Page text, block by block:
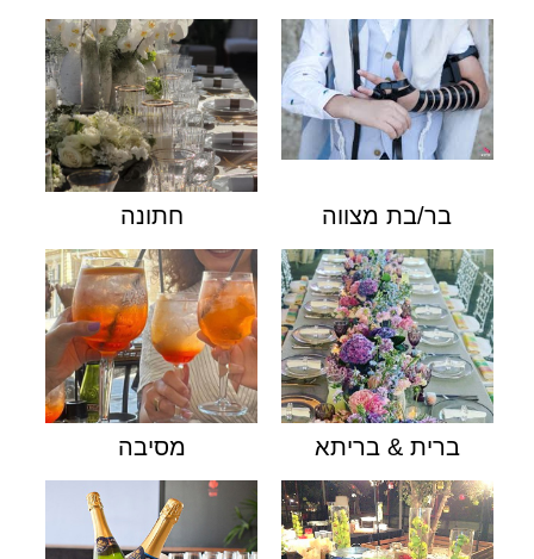
בר/בת מצווה חתונה
ברית & בריתא מסיבה